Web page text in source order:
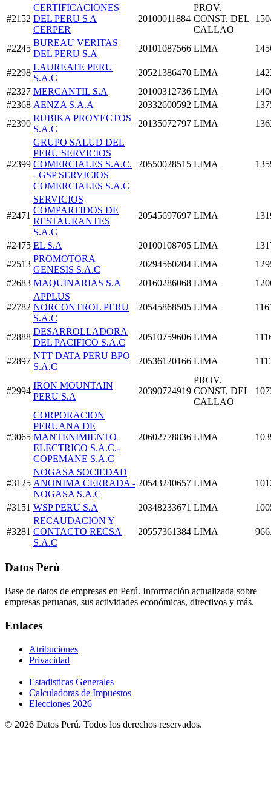
#2152
CERTIFICACIONES
DEL PERU S A
CERPER
20100011884
PROV.
CONST. DEL
CALLAO
#2245
BUREAU VERITAS
DEL PERU S.A
20101087566 LIMA
#2298
LAUREATE PERU
S.A.C
20521386470 LIMA
#2327 MERCANTIL S.A 20100312736 LIMA
#2368 AENZA S.A.A 20332600592 LIMA
#2390
RUBIKA PROYECTOS
S.A.C
20135072797 LIMA
#2399
GRUPO SALUD DEL
PERU SERVICIOS
COMERCIALES S.A.C.
- GSP SERVICIOS
COMERCIALES S.A.C
20550028515 LIMA
#2471
SERVICIOS
COMPARTIDOS DE
RESTAURANTES
S.A.C
20545697697 LIMA
#2475 EL S.A 20100108705 LIMA
#2513
PROMOTORA
GENESIS S.A.C
20294560204 LIMA
#2683 MAQUINARIAS S.A 20160286068 LIMA
#2782
APPLUS
NORCONTROL PERU
S.A.C
20545868505 LIMA
#2888
DESARROLLADORA
DEL PACIFICO S.A.C
20510759606 LIMA
#2897
NTT DATA PERU BPO
S.A.C
20536120166 LIMA
#2994
IRON MOUNTAIN
PERU S.A
20390724919
PROV.
CONST. DEL
CALLAO
#3065
CORPORACION
PERUANA DE
MANTENIMIENTO
ELECTRICO S.A.C.-
COPEMANE S.A.C
20602778836 LIMA
#3125
NOGASA SOCIEDAD
ANONIMA CERRADA -
NOGASA S.A.C
20543240657 LIMA
#3151 WSP PERU S.A 20348233671 LIMA
#3281
RECAUDACION Y
CONTACTO RECSA
S.A.C
20557361384 LIMA
Datos Perú
Base de datos de empresas en Perú. Información actualizada sobre
empresas peruanas, sus actividades económicas, directivos y más.
Enlaces
Atribuciones
Privacidad
Estadisticas Generales
Calculadoras de Impuestos
Elecciones 2026
© 2026 Datos Perú. Todos los derechos reservados.